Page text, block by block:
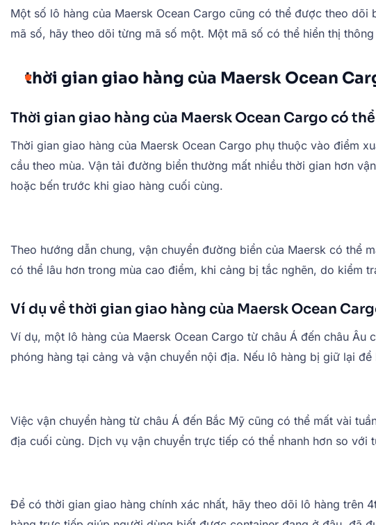
Một số lô hàng của Maersk Ocean Cargo cũng có thể được theo
mã số, hãy theo dõi từng mã số một. Một mã số có thể hiển thị
thời gian giao hàng của Maersk Ocean
Thời gian giao hàng của Maersk Ocean Cargo có
Thời gian giao hàng của Maersk Ocean Cargo phụ thuộc vào điểm
cầu theo mùa. Vận tải đường biển thường mất nhiều thời gian hơn
hoặc bến trước khi giao hàng cuối cùng.
Theo hướng dẫn chung, vận chuyển đường biển của Maersk có thể
có thể lâu hơn trong mùa cao điểm, khi cảng bị tắc nghẽn, do kiểm
Ví dụ về thời gian giao hàng của Maersk Ocean
Ví dụ, một lô hàng của Maersk Ocean Cargo từ châu Á đến châu
phóng hàng tại cảng và vận chuyển nội địa. Nếu lô hàng bị giữ lại
Việc vận chuyển hàng từ châu Á đến Bắc Mỹ cũng có thể mất vài
địa cuối cùng. Dịch vụ vận chuyển trực tiếp có thể nhanh hơn so
Để có thời gian giao hàng chính xác nhất, hãy theo dõi lô hàng trên